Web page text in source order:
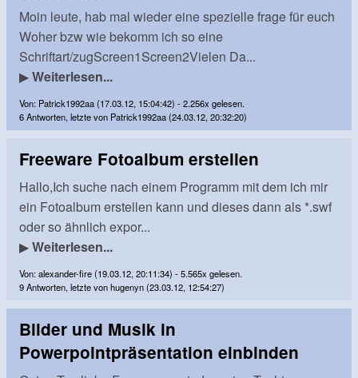
Moin leute, hab mal wieder eine spezielle frage für euch
Woher bzw wie bekomm ich so eine
Schriftart/zugScreen1Screen2Vielen Da...
▶Weiterlesen...
Von: Patrick1992aa (17.03.12, 15:04:42) - 2.256x gelesen.
6 Antworten, letzte von Patrick1992aa (24.03.12, 20:32:20)
Freeware Fotoalbum erstellen
Hallo,Ich suche nach einem Programm mit dem ich mir
ein Fotoalbum erstellen kann und dieses dann als *.swf
oder so ähnlich expor...
▶Weiterlesen...
Von: alexander-fire (19.03.12, 20:11:34) - 5.565x gelesen.
9 Antworten, letzte von hugenyn (23.03.12, 12:54:27)
Bilder und Musik in
Powerpointpräsentation einbinden